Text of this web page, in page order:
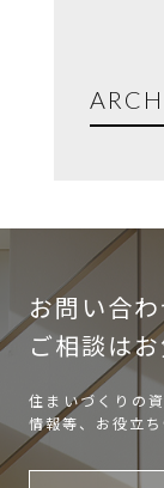
お問い合
ご相談は
住まいづくりの
情報等、お役立